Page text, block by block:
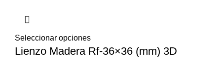
Seleccionar opciones
Lienzo Madera Rf-36×36 (mm) 3D